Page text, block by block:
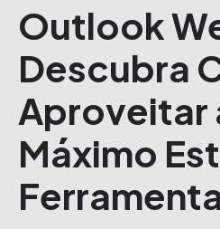
Outlook
Descubra
Aproveitar
Máximo